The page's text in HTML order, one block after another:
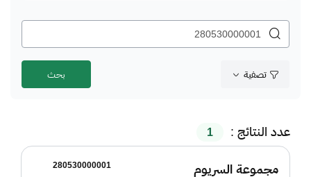
تصفية
عدد النتائج : 1
280530000001 مجموعة السريوم